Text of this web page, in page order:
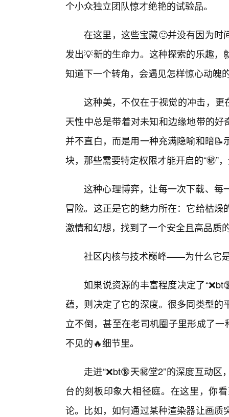
个小众独立团队惊才绝艳的试验品。
在这里，这些宝藏🙂并没有因为时
发出💡新的生命力。这种探索的乐趣
知道下一个转角，会遇见怎样惊心动魄
这种美，不仅在于视觉的冲击，更
天性中总是带着对未知和边缘地带的好
并不直白，而是用一种充满隐喻和暗
块，那些需要特定权限才能开启的“㊙️”
这种心理博弈，让每一次下载、每
冒险。这正是它的魅力所在：它给枯
激情和幻想，找到了一个安全且高品质
社区内核与技术巅峰——为什么它
如果说资源的丰富程度决定了
蕴，则决定了它的深度。很多同类型
立不倒，甚至在老司机圈子里形成了
不见的🔥细节里。
走进“❌bt🔞天㊙️堂2”的深度互动
台的刻板印象大相径庭。在这里，你
论。比如，如何通过某种渲染器让画